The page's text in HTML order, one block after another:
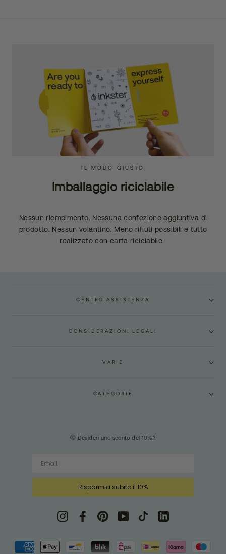
IL MODO GIUSTO
Imballaggio riciclabile
Nessun riempimento. Nessuna confezione aggiuntiva di
prodotto. Nessun volantino. Meno rifiuti possibili e tutto
realizzato con carta riciclabile.
CENTRO ASSISTENZA
CONSIDERAZIONI LEGALI
VARIE
CATEGORIE
🤫 Desideri uno sconto del 10%?
Risparmia subito il 10%